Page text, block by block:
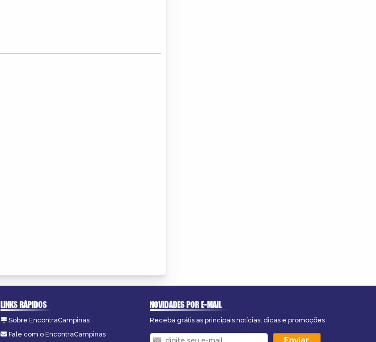
LINKS RÁPIDOS
Sobre EncontraCampinas
Fale com o EncontraCampinas
NOVIDADES POR E-MAIL
Receba grátis as principais notícias, dicas e promoções